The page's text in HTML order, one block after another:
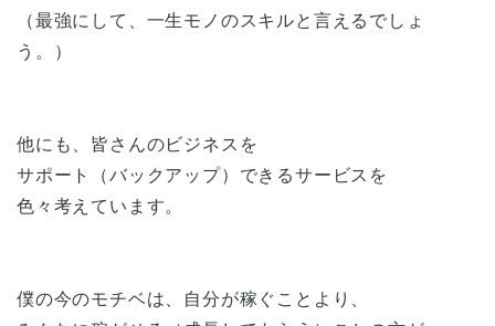
（最強にして、一生モノのスキルと言えるでしょ
う。）
他にも、皆さんのビジネスを
サポート（バックアップ）できるサービスを
色々考えています。
僕の今のモチベは、自分が稼ぐことより、